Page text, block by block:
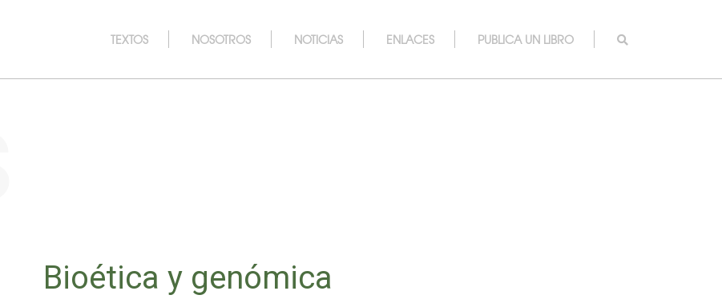
TEXTOS NOSOTROS NOTICIAS ENLACES PUBLICA UN LIBRO
Bioética y genómica